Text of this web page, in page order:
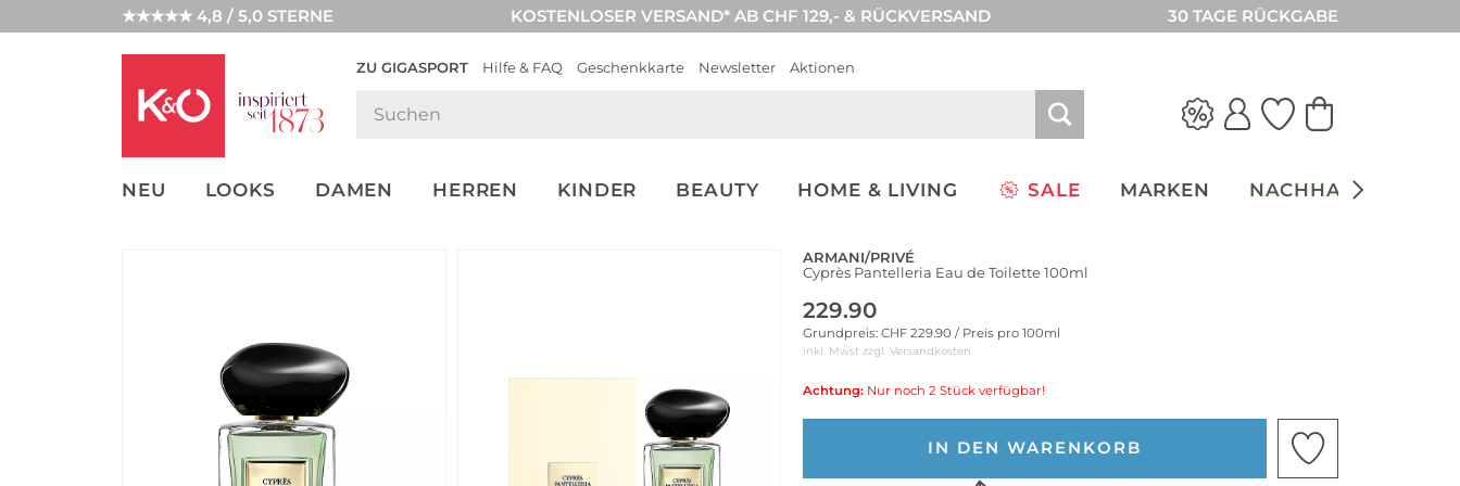
★★★★★ 4,8 / 5,0 STERNE KOSTENLOSER VERSAND* AB CHF 129,- & RÜCKVERSAND 30 TAGE RÜCKGABE
ZU GIGASPORT Hilfe & FAQ Geschenkkarte Newsletter Aktionen
NEU LOOKS DAMEN HERREN KINDER BEAUTY HOME & LIVING SALE MARKEN NACHHALTIGKEIT
NEW IN
WEDDING
ARMANI/PRIVÉ
Cyprès Pantelleria Eau de Toilette 100ml
229.90
Grundpreis: CHF 229.90 / Preis pro 100ml
inkl. Mwst zzgl. Versandkosten
Achtung: Nur noch 2 Stück verfügbar!
IN DEN WARENKORB